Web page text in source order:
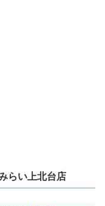
らい上北台店